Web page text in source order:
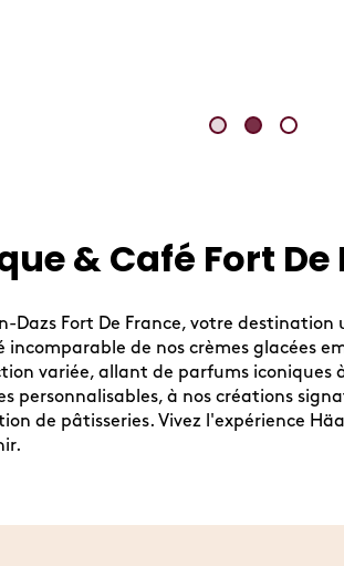
& Café Fort De
Dazs Fort De France, votre
incomparable de nos crèmes glacées
variée, allant de parfums
personnalisables, à nos créations
de pâtisseries. Vivez l'expérience